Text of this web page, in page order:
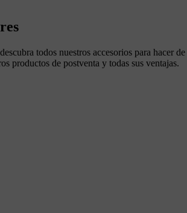
todos nuestros accesorios para
productos de postventa y todas sus ventajas.